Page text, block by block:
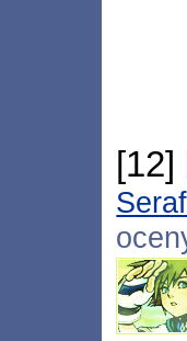
[12]